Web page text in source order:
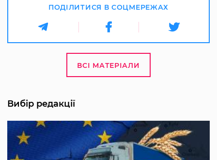
ПОДІЛИТИСЯ В СОЦМЕРЕЖАХ
ВСІ МАТЕРІАЛИ
Вибір редакції